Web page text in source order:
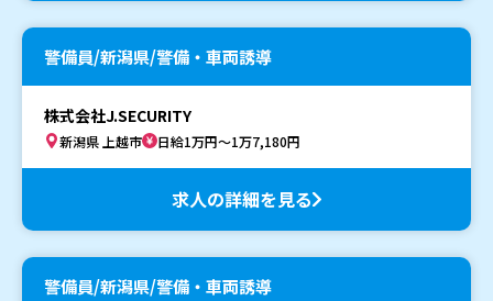
警備員/新潟県/警備・車両誘導
株式会社J.SECURITY
新潟県 上越市 日給1万円～1万7,180円
求人の詳細を見る
警備員/新潟県/警備・車両誘導